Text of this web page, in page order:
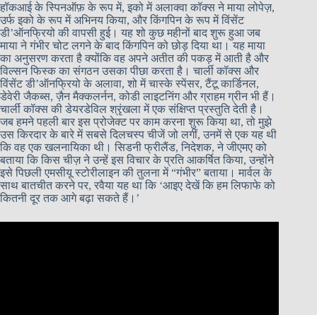
हॉकआई के स्पिनऑफ़ के रूप में, इको में अलाक्वा कॉक्स ने माया लोपेज़,
उर्फ ​​इको के रूप में अभिनय किया, और किंगपिन के रूप में विंसेंट
डी’ऑनफ्रियो की वापसी हुई। यह शो कुछ महीनों बाद शुरू हुआ जब
माया ने गंभीर चोट लगने के बाद किंगपिन को छोड़ दिया था। यह माया
का अनुसरण करता है क्योंकि वह अपने अतीत की पकड़ में आती है और
विल्सन फिस्क का संगठन उसका पीछा करता है। चार्ली कॉक्स और
विंसेंट डी’ऑनफ्रियो के अलावा, शो में चास्के स्पेंसर, टैंटू कार्डिनल,
डेवेरी जैकब्स, ज़ैन मैक्कलर्नन, कोडी लाइटनिंग और ग्राहम ग्रीन भी हैं।
चार्ली कॉक्स की डेयरडेविल श्रृंखला में एक संक्षिप्त प्रस्तुति देती है।
जब हमने पहली बार इस प्रोजेक्ट पर काम करना शुरू किया था, तो मुझे
उस किरदार के बारे में सबसे दिलचस्प चीजें जो लगीं, उनमें से एक यह थी
कि वह एक खलनायिका थी। सिडनी फ्रीलैंड, निदेशक, ने जीएमए को
बताया कि किस चीज़ ने उन्हें इस विचार के प्रति आकर्षित किया, उन्होंने
इसे पिछली एमसीयू स्टोरीलाइन की तुलना में “गंभीर” बताया। मार्वल के
साथ बातचीत करने पर, रवैया यह था कि ‘आइए देखें कि हम लिफाफे को
कितनी दूर तक आगे बढ़ा सकते हैं।’